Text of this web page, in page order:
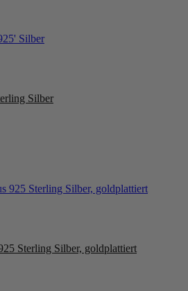
Silber
Sterling Silber, goldplattiert